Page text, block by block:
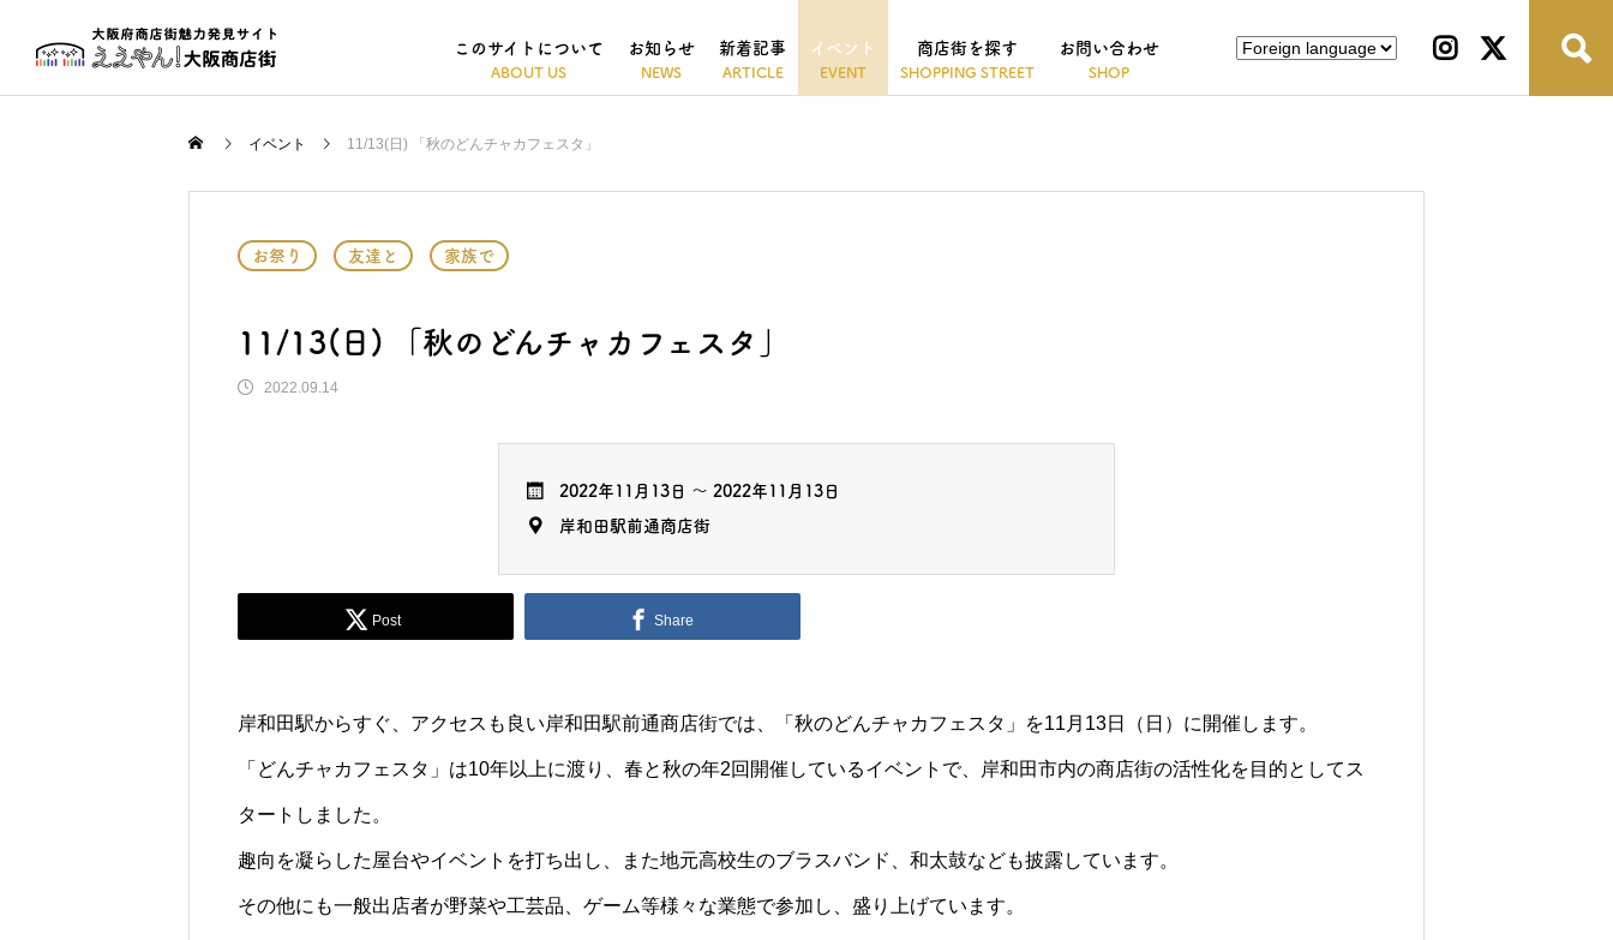
このサイトについて お知らせ 新着記事 イベント 商店街を探す お問い合わせ
イベント 11/13(日) 「秋のどんチャカフェスタ」
お祭り 友達と 家族で
11/13(日) 「秋のどんチャカフェスタ」
2022.09.14
2022年11月13日 ～ 2022年11月13日
岸和田駅前通商店街
Post Share
岸和田駅からすぐ、アクセスも良い岸和田駅前通商店街では、「秋のどんチャカフェスタ」を11月13日（日）に開催します。
「どんチャカフェスタ」は10年以上に渡り、春と秋の年2回開催しているイベントで、岸和田市内の商店街の活性化を目的としてス
タートしました。
趣向を凝らした屋台やイベントを打ち出し、また地元高校生のブラスバンド、和太鼓なども披露しています。
その他にも一般出店者が野菜や工芸品、ゲーム等様々な業態で参加し、盛り上げています。